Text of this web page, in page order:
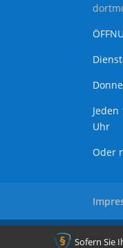
Uhr
Oder
Sofern Sie